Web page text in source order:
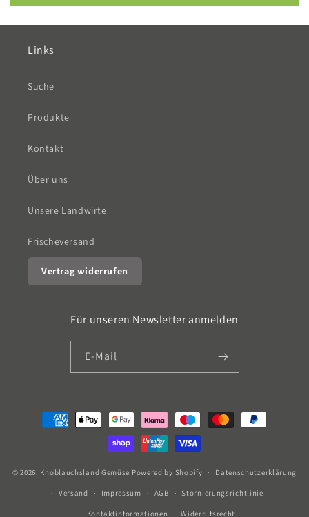
Links
Suche
Produkte
Kontakt
Über uns
Unsere Landwirte
Frischeversand
Vertrag widerrufen
Für unseren Newsletter anmelden
E-Mail
Zahlungsmethoden
© 2026, Knoblauchsland Gemüse Powered by Shopify Datenschutzerklärung
Versand Impressum AGB Stornierungsrichtlinie
Kontaktinformationen Widerrufsrecht